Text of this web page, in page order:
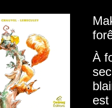
À
est